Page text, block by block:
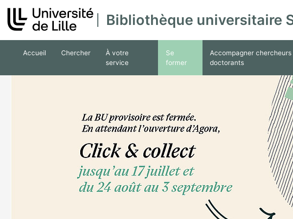
Bibliothèque universitaire
Accueil Chercher
À votre
service
Se
former
Accompagner chercheurs
doctorants